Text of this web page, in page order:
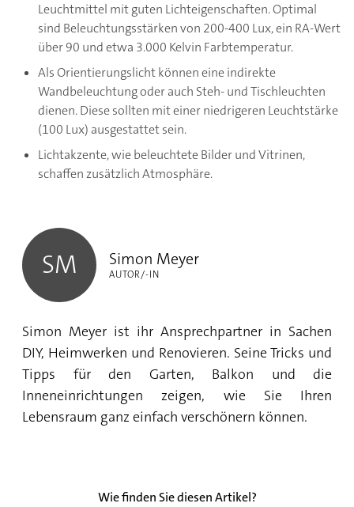
Leuchtmittel mit guten Lichteigenschaften. Optimal
sind Beleuchtungsstärken von 200-400 Lux, ein RA-Wert
über 90 und etwa 3.000 Kelvin Farbtemperatur.
Als Orientierungslicht können eine indirekte
Wandbeleuchtung oder auch Steh- und Tischleuchten
dienen. Diese sollten mit einer niedrigeren Leuchtstärke
(100 Lux) ausgestattet sein.
Lichtakzente, wie beleuchtete Bilder und Vitrinen,
schaffen zusätzlich Atmosphäre.
SM Simon Meyer
AUTOR/-IN
Simon Meyer ist ihr Ansprechpartner in Sachen
DIY, Heimwerken und Renovieren. Seine Tricks und
Tipps für den Garten, Balkon und die
Inneneinrichtungen zeigen, wie Sie Ihren
Lebensraum ganz einfach verschönern können.
Wie finden Sie diesen Artikel?